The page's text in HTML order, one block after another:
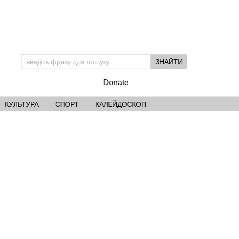
Donate
КУЛЬТУРА СПОРТ КАЛЕЙДОСКОП